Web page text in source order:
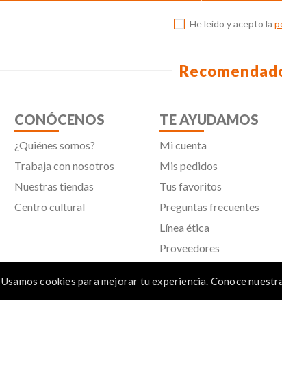
Usamos cookies para mejorar tu experiencia. Conoce
He leído y acepto la
CONÓCENOS
¿Quiénes somos?
Trabaja con nosotros
Nuestras tiendas
Centro cultural
TE AYUDAMOS
Mi cuenta
Mis pedidos
Tus favoritos
Preguntas frecuentes
Línea ética
Proveedores